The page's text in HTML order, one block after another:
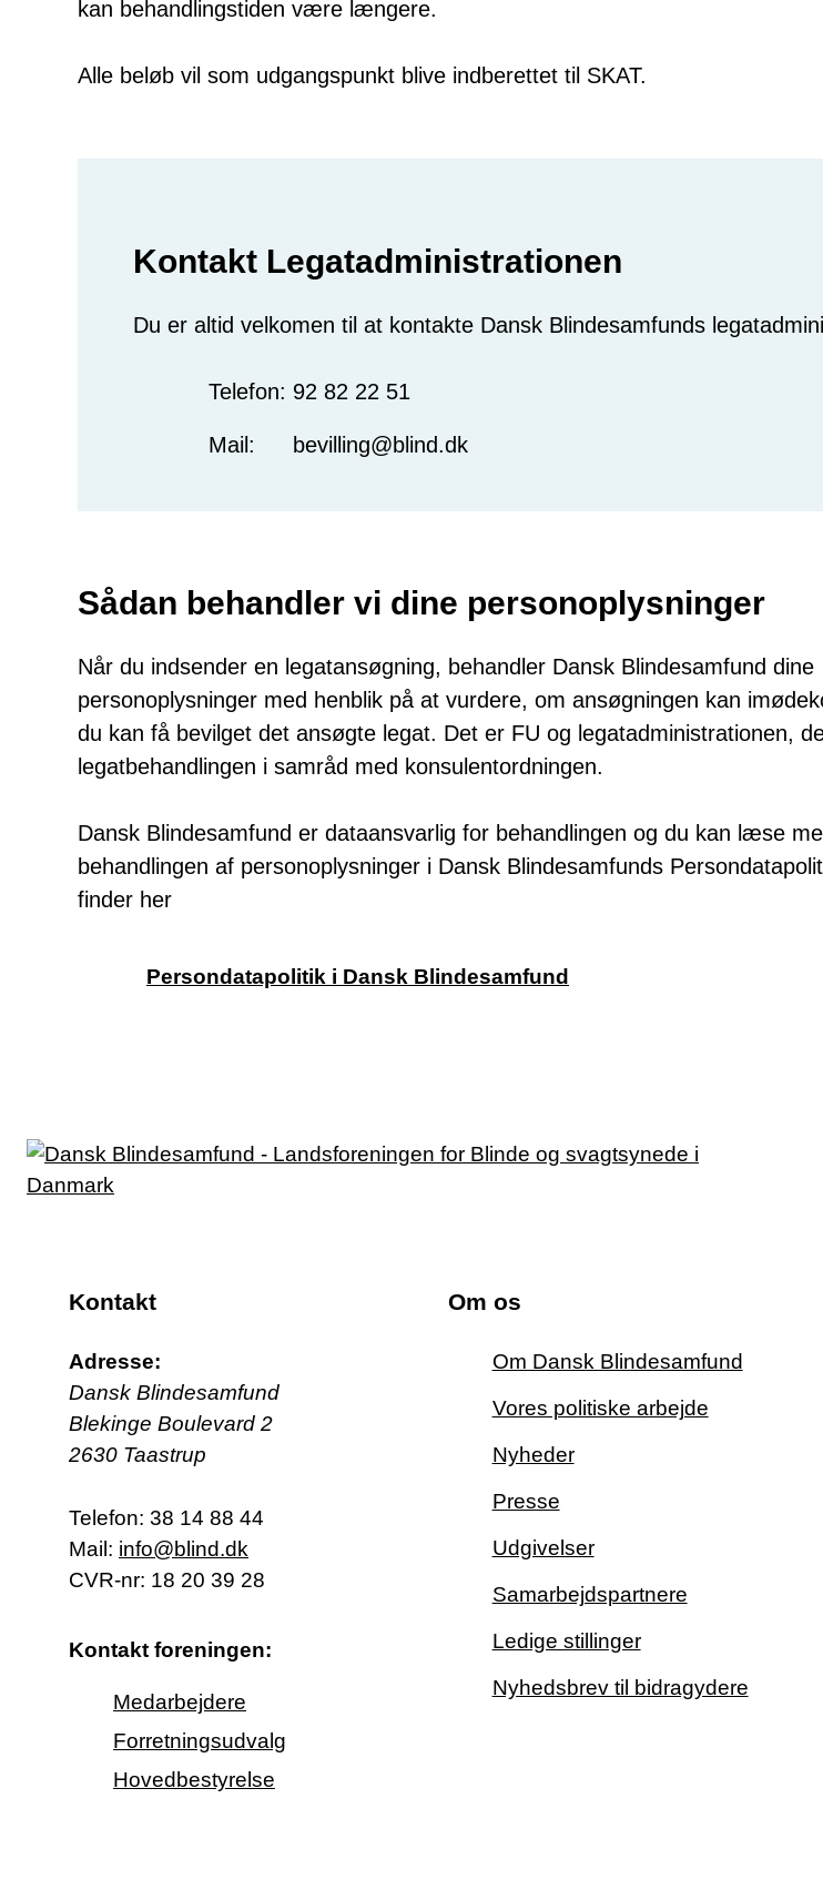
kan behandlingstiden være længere.
Alle beløb vil som udgangspunkt blive indberettet til SKAT.
Kontakt Legatadministrationen
Du er altid velkomen til at kontakte Dansk Blindesamfunds
Telefon: 92 82 22 51
Mail: bevilling@blind.dk
Sådan behandler vi dine personoplysninger
Når du indsender en legatansøgning, behandler Dansk Blindesamfund dine
personoplysninger med henblik på at vurdere, om ansøgningen kan
du kan få bevilget det ansøgte legat. Det er FU og legatadministrationen,
legatbehandlingen i samråd med konsulentordningen.
Dansk Blindesamfund er dataansvarlig for behandlingen og du kan læse
behandlingen af personoplysninger i Dansk Blindesamfunds
finder her
Persondatapolitik i Dansk Blindesamfund
Kontakt
Adresse:
Dansk Blindesamfund
Blekinge Boulevard 2
2630 Taastrup
Telefon: 38 14 88 44
Mail: info@blind.dk
CVR-nr: 18 20 39 28
Kontakt foreningen:
Medarbejdere
Forretningsudvalg
Hovedbestyrelse
Om os
Om Dansk Blindesamfund
Vores politiske arbejde
Nyheder
Presse
Udgivelser
Samarbejdspartnere
Ledige stillinger
Nyhedsbrev til bidragydere